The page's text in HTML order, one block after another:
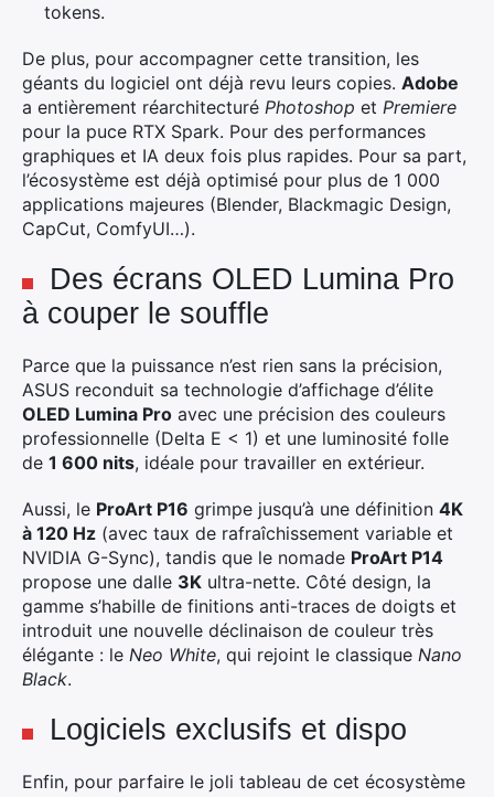
tokens.
De plus, pour accompagner cette transition, les
géants du logiciel ont déjà revu leurs copies. Adobe
a entièrement réarchitecturé Photoshop et Premiere
pour la puce RTX Spark. Pour des performances
graphiques et IA deux fois plus rapides. Pour sa part,
l’écosystème est déjà optimisé pour plus de 1 000
applications majeures (Blender, Blackmagic Design,
CapCut, ComfyUI…).
Des écrans OLED Lumina Pro
à couper le souffle
Parce que la puissance n’est rien sans la précision,
ASUS reconduit sa technologie d’affichage d’élite
OLED Lumina Pro avec une précision des couleurs
professionnelle (Delta E < 1) et une luminosité folle
de 1 600 nits, idéale pour travailler en extérieur.
Aussi, le ProArt P16 grimpe jusqu’à une définition 4K
à 120 Hz (avec taux de rafraîchissement variable et
NVIDIA G-Sync), tandis que le nomade ProArt P14
propose une dalle 3K ultra-nette. Côté design, la
gamme s’habille de finitions anti-traces de doigts et
introduit une nouvelle déclinaison de couleur très
élégante : le Neo White, qui rejoint le classique Nano
Black.
Logiciels exclusifs et dispo
Enfin, pour parfaire le joli tableau de cet écosystème